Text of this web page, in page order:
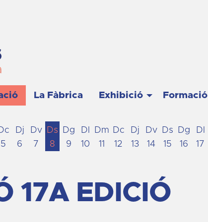
La Fàbrica Exhibició Formació
5
Dj
6
Dv
7
Ds
8
Dg
9
Dl
10
Dm
11
Dc
12
Dj
13
Dv
14
Ds
15
Dg
16
Dl
17
17A EDICIÓ